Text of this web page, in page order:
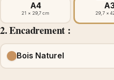
A4
21 × 29,7 cm 29,7 ×
2. Encadrement :
Bois Naturel